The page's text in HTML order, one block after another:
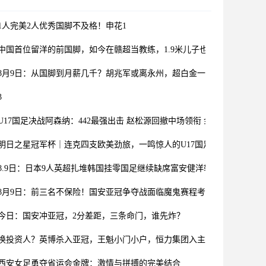
人完美2人优秀国脚不及格！申花1
国首位留洋的前国脚，如今在赣超当教练，1.9米儿子也选足球路
月9日：从国脚到月薪几千？胡兆军或离永州，超白金一代路在何方
国足决战阿森纳：442最强出击 赵松源回撤中场领衔 金冠成冲锋
日之星冠军杯｜连克四支欧美劲旅，一鸣惊人的U17国足在上海收获了
日：日本9人英超扎堆韩国挂零国足继续缺席富安健洋转投水晶宫揭亚
月9日：前三名不保险！国安亚冠争夺战面临魔鬼赛程考验
日：国安冲亚冠，2分差距，三条命门，谁先炸？
投资人？英博杀入亚冠，王魁小门小户，恒力集团入主英博？
安女足勇夺省运会金牌：激情与拼搏的完美结合